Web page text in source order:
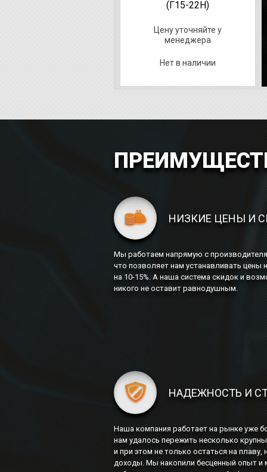
(Г15-22Н)
Цену уточняйте у
менеджера
Нет в наличии
НИЗКИЕ ЦЕНЫ И
Мы работаем напрямую с
что позволяет нам устанавливать цены
на 10-15%. А наша система скидок и
никого не оставит равнодушным.
НАДЕЖНОСТЬ И
Наша компания работает на рынке уже
нам удалось пережить несколько
и при этом не только остаться на плаву,
доходы. Мы накопили бесценный опыт и